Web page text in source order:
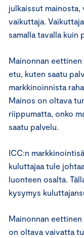
julkaissut mainosta,
vaikuttaja.
samalla tavalla kuin
Mainonnan
etu, kuten saatu
markkinoinnista
Mainos on oltava
riippumatta, onko
saatu palvelu.
ICC:n
kuluttajaa tule
luonteen osalta.
kysymys
Mainonnan
on oltava vaivatta